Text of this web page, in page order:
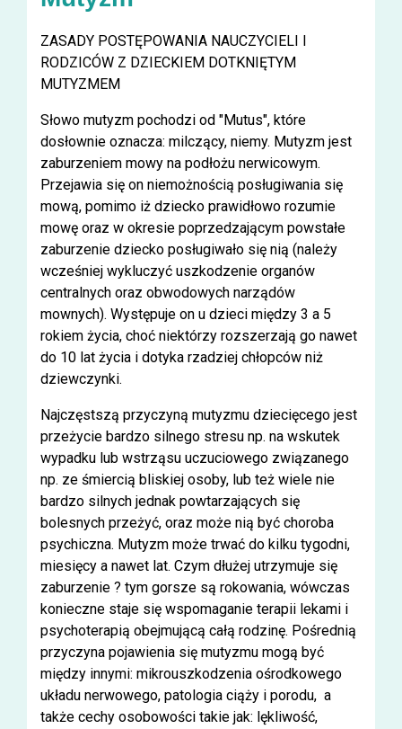
ZASADY POSTĘPOWANIA NAUCZYCIELI I
RODZICÓW Z DZIECKIEM DOTKNIĘTYM
MUTYZMEM
Słowo mutyzm pochodzi od "Mutus", które
dosłownie oznacza: milczący, niemy. Mutyzm jest
zaburzeniem mowy na podłożu nerwicowym.
Przejawia się on niemożnością posługiwania się
mową, pomimo iż dziecko prawidłowo rozumie
mowę oraz w okresie poprzedzającym powstałe
zaburzenie dziecko posługiwało się nią (należy
wcześniej wykluczyć uszkodzenie organów
centralnych oraz obwodowych narządów
mownych). Występuje on u dzieci między 3 a 5
rokiem życia, choć niektórzy rozszerzają go nawet
do 10 lat życia i dotyka rzadziej chłopców niż
dziewczynki.
Najczęstszą przyczyną mutyzmu dziecięcego jest
przeżycie bardzo silnego stresu np. na wskutek
wypadku lub wstrząsu uczuciowego związanego
np. ze śmiercią bliskiej osoby, lub też wiele nie
bardzo silnych jednak powtarzających się
bolesnych przeżyć, oraz może nią być choroba
psychiczna. Mutyzm może trwać do kilku tygodni,
miesięcy a nawet lat. Czym dłużej utrzymuje się
zaburzenie ? tym gorsze są rokowania, wówczas
konieczne staje się wspomaganie terapii lekami i
psychoterapią obejmującą całą rodzinę. Pośrednią
przyczyna pojawienia się mutyzmu mogą być
między innymi: mikrouszkodzenia ośrodkowego
układu nerwowego, patologia ciąży i porodu, a
także cechy osobowości takie jak: lękliwość,